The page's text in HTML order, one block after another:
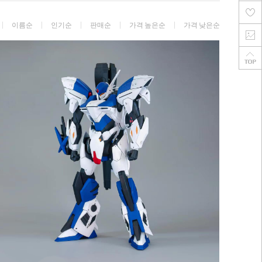
이름순 인기순 판매순 가격 높은순 가격 낮은순